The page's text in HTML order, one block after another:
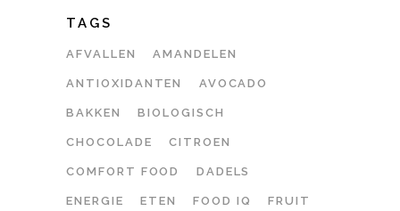
TAGS
AFVALLEN AMANDELEN
ANTIOXIDANTEN AVOCADO
BAKKEN BIOLOGISCH
CHOCOLADE CITROEN
COMFORT FOOD DADELS
ENERGIE ETEN FOOD IQ FRUIT